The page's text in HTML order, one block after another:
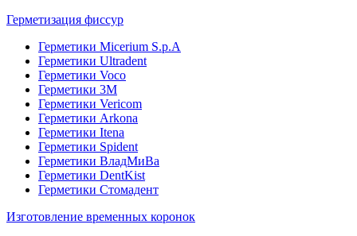
Герметизация фиссур
Герметики Micerium S.p.A
Герметики Ultradent
Герметики Voco
Герметики 3M
Герметики Vericom
Герметики Arkona
Герметики Itena
Герметики Spident
Герметики ВладМиВа
Герметики DentKist
Герметики Стомадент
Изготовление временных коронок